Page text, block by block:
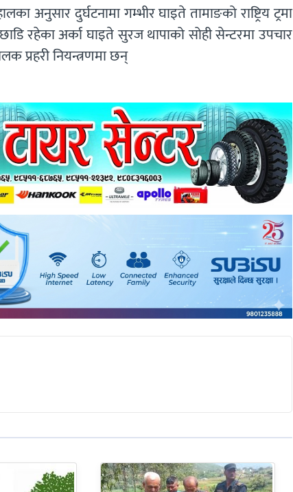
अनुसार दुर्घटनामा गम्भीर घाइते तामाङको राष्ट्रिय ट्रमा
रहेका अर्का घाइते सुरज थापाको सोही सेन्टरमा उपचार
प्रहरी नियन्त्रणमा छन्